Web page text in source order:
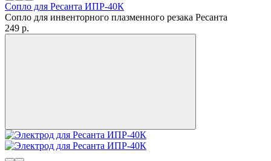
Сопло для Ресанта ИПР-40К
Сопло для инвенторного плазменного резака Ресанта
249 p.